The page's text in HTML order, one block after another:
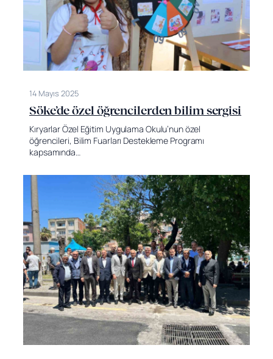
14 Mayıs 2025
Söke’de özel öğrencilerden bilim sergisi
Kıryarlar Özel Eğitim Uygulama Okulu’nun özel
öğrencileri, Bilim Fuarları Destekleme Programı
kapsamında…